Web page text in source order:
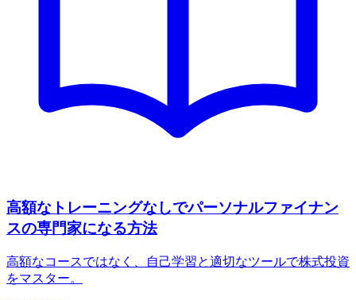
高額なトレーニングなしでパーソナルファイナン
スの専門家になる方法
高額なコースではなく、自己学習と適切なツールで株式投資
をマスター。